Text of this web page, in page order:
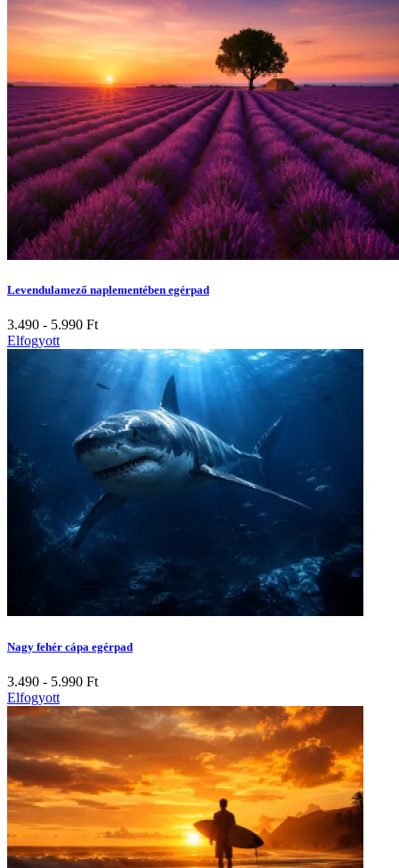
Levendulamező naplementében egérpad
3.490 - 5.990 Ft
Elfogyott
Nagy fehér cápa egérpad
3.490 - 5.990 Ft
Elfogyott